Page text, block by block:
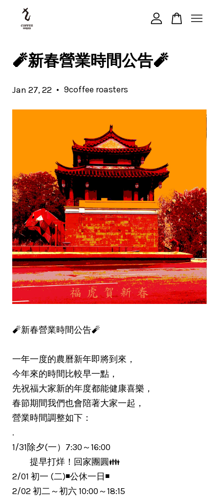
🧨新春營業時間公告🧨
Jan 27, 22 • 9coffee roasters
🧨新春營業時間公告🧨
一年一度的農曆新年即將到來，
今年來的時間比較早一點，
先祝福大家新的年度都能健康喜樂，
春節期間我們也會陪著大家一起，
營業時間調整如下：
.
1/31除夕(一）7:30～16:00
提早打烊！回家團圓👪
2/01 初一 (二)◾️公休一日◾️
2/02 初二～初六 10:00～18:15